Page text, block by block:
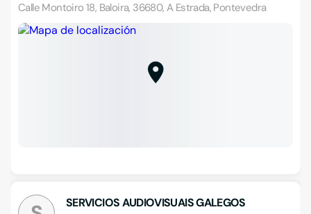
Calle Montoiro 18, Baloira, 36680, A Estrada, Pontevedra
SERVICIOS AUDIOVISUAIS GALEGOS